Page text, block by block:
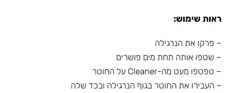
ראות שימוש:
– פרקו את הנרגילה
– שטפו אותה תחת מים פושרים
– טפטפו מעט מה-Cleaner על החוטר
– העבירו את החוטר בגוף הנרגילה ובכד שלה